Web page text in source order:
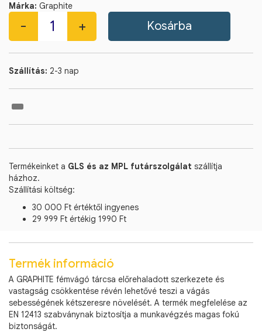
Márka: Graphite
Szállítás: 2-3 nap
Termékeinket a GLS és az MPL futárszolgálat szállítja
házhoz.
Szállítási költség:
30 000 Ft értéktől ingyenes
29 999 Ft értékig 1990 Ft
Termék információ
A GRAPHITE fémvágó tárcsa előrehaladott szerkezete és
vastagság csökkentése révén lehetővé teszi a vágás
sebességének kétszeresre növelését. A termék megfelelése az
EN 12413 szabványnak biztosítja a munkavégzés magas fokú
biztonságát.